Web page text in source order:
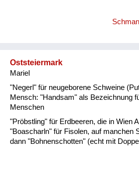
Oststeiermark
Mariel
"Negerl" für neugeborene Schweine
Mensch: "Handsam" als Bezeichnung
Menschen
"Pröbstling" für Erdbeeren, die in Wien
"Boascharln" für Fisolen, auf manchen
dann "Bohnenschotten" (echt mit